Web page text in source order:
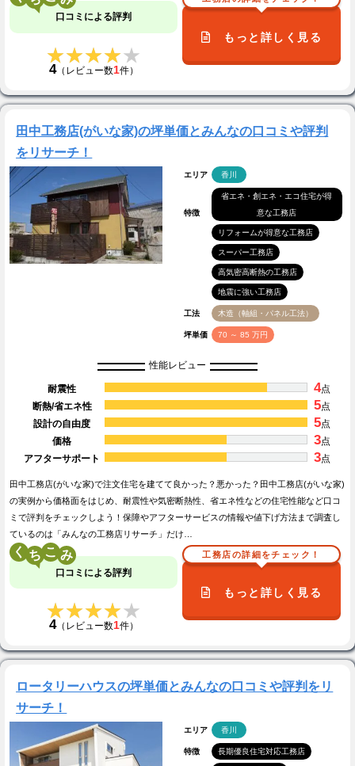
口コミによる評判
★★★★★
★★★★★
4（レビュー数1件）
もっと詳しく見る
田中工務店(がいな家)の坪単価とみんなの口コミや評判
をリサーチ！
エリア 香川
特徴
省エネ・創エネ・エコ住宅が得
意な工務店
リフォームが得意な工務店
スーパー工務店
高気密高断熱の工務店
地震に強い工務店
工法 木造（軸組・パネル工法）
坪単価 70 ～ 85 万円
性能レビュー
耐震性 4点
断熱/省エネ性
5点
設計の自由度
5点
価格
3点
アフターサポート
3点
田中工務店(がいな家)で注文住宅を建てて良かった？悪かった？田中工務店(がいな家)
の実例から価格面をはじめ、耐震性や気密断熱性、省エネ性などの住宅性能など口コ
ミで評判をチェックしよう！保障やアフターサービスの情報や値下げ方法まで調査し
ているのは「みんなの工務店リサーチ」だけ…
く こ
口コミによる評判
★★★★★
★★★★★
4（レビュー数1件）
工務店の詳細をチェック！
もっと詳しく見る
ロータリーハウスの坪単価とみんなの口コミや評判をリ
サーチ！
エリア 香川
特徴 長期優良住宅対応工務店